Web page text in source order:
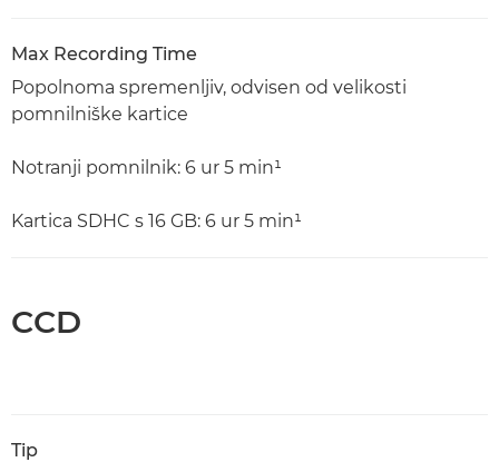
Max Recording Time
Popolnoma spremenljiv, odvisen od velikosti
pomnilniške kartice
Notranji pomnilnik: 6 ur 5 min¹
Kartica SDHC s 16 GB: 6 ur 5 min¹
CCD
Tip